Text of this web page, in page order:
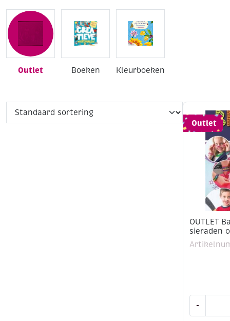
Outlet Boeken Kleurboeken
Outlet
OUTLET
sieraden
-